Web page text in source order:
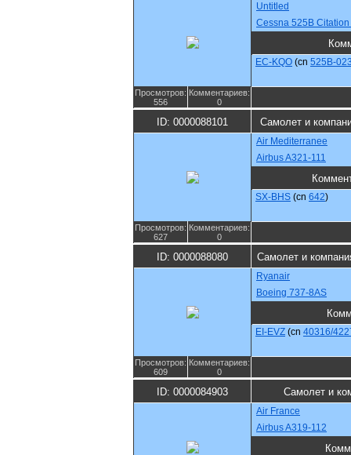
Untitled
Cessna 525B
EC-KQO (cn 525B-
Просмотров:
556
Комментариев:
0
ID: 0000088101 Самолет и
Air Mediterranee
Airbus A321-111
SX-BHS (cn 642)
Просмотров:
627
Комментариев:
0
ID: 0000088080 Самолет и
Ryanair
Boeing 737-8AS
EI-EVZ (cn 40316/
Просмотров:
609
Комментариев:
0
ID: 0000084903 Самолет и
Air France
Airbus A319-112